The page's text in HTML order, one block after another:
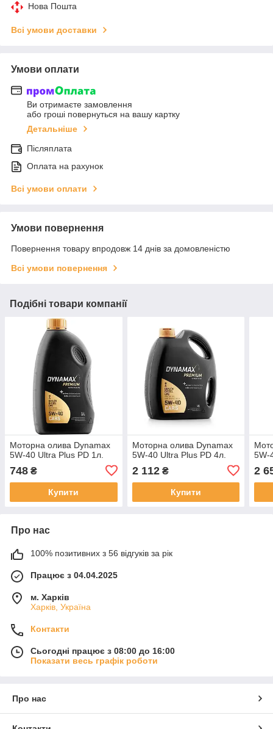
Нова Пошта
Всі умови доставки
Умови оплати
Ви отримаєте замовлення
або гроші повернуться на вашу картку
Детальніше
Післяплата
Оплата на рахунок
Всі умови оплати
Умови повернення
Повернення товару впродовж 14 днів за домовленістю
Всі умови повернення
Подібні товари компанії
Моторна олива Dynamax
5W-40 Ultra Plus PD 1л.
748 ₴
Купити
Моторна олива Dynamax
5W-40 Ultra Plus PD 4л.
2 112₴
Купити
5W-
2
Про нас
100% позитивних з 56 відгуків за рік
Працює з 04.04.2025
м. Харків
Харків, Україна
Контакти
Сьогодні працює з 08:00 до 16:00
Показати весь графік роботи
Про нас